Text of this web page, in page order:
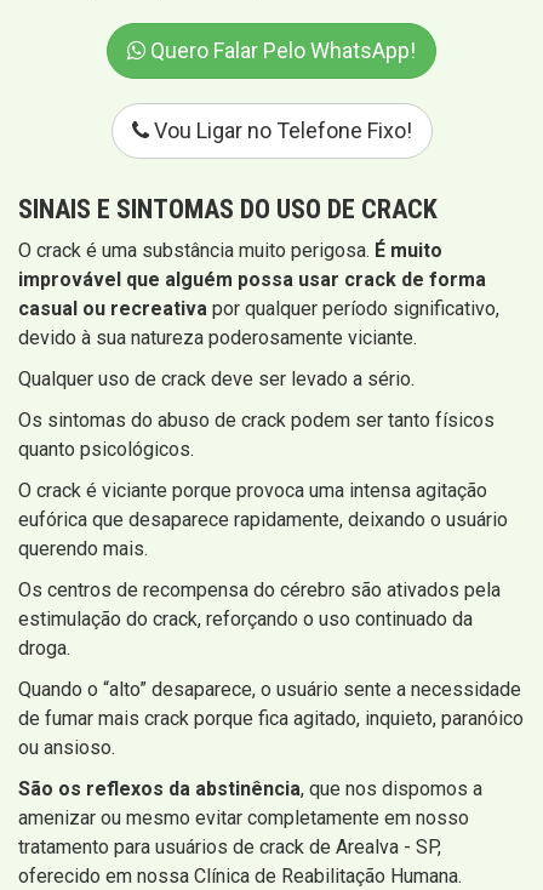
Quero Falar Pelo WhatsApp!
Vou Ligar no Telefone Fixo!
SINAIS E SINTOMAS DO USO DE CRACK
O crack é uma substância muito perigosa. É muito
improvável que alguém possa usar crack de forma
casual ou recreativa por qualquer período significativo,
devido à sua natureza poderosamente viciante.
Qualquer uso de crack deve ser levado a sério.
Os sintomas do abuso de crack podem ser tanto físicos
quanto psicológicos.
O crack é viciante porque provoca uma intensa agitação
eufórica que desaparece rapidamente, deixando o usuário
querendo mais.
Os centros de recompensa do cérebro são ativados pela
estimulação do crack, reforçando o uso continuado da
droga.
Quando o “alto” desaparece, o usuário sente a necessidade
de fumar mais crack porque fica agitado, inquieto, paranóico
ou ansioso.
São os reflexos da abstinência, que nos dispomos a
amenizar ou mesmo evitar completamente em nosso
tratamento para usuários de crack de Arealva - SP,
oferecido em nossa Clínica de Reabilitação Humana.